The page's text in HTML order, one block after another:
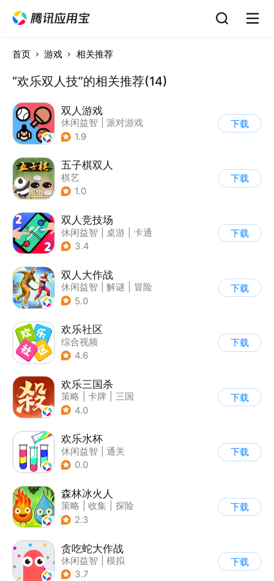
首页 游戏 相关推荐
“欢乐双人技”的相关推荐(14)
双人游戏
休闲益智
派对游戏
1.9
下载
五子棋双人
棋艺
1.0
下载
双人竞技场
休闲益智 桌游
卡通
3.4
下载
双人大作战
休闲益智 解谜
冒险
| 派对游戏
5.0
下载
欢乐社区
综合视频
4.6
下载
欢乐三国杀
策略 卡牌
三国
| 三国杀
4.0
下载
欢乐水杯
休闲益智
通关
0.0
下载
森林冰火人
策略 收集
探险
| 儿童游戏
2.3
下载
贪吃蛇大作战
休闲益智
模拟
| 贪吃蛇
3.7
下载